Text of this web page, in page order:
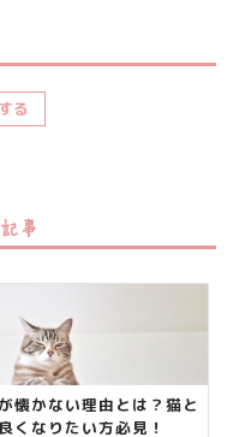
る
事
懐かない理由とは？猫と
くなりたい方必見！